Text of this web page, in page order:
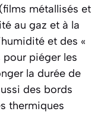
(films métallisés et
au gaz et à la
et des «
piéger les
la durée de
des bords
thermiques